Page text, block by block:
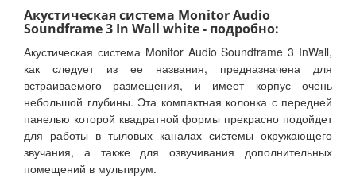
Акустическая система Monitor Audio
Soundframe 3 In Wall white - подробно:
Акустическая система Monitor Audio Soundframe 3 InWall,
как следует из ее названия, предназначена для
встраиваемого размещения, и имеет корпус очень
небольшой глубины. Эта компактная колонка с передней
панелью которой квадратной формы прекрасно подойдет
для работы в тыловых каналах системы окружающего
звучания, а также для озвучивания дополнительных
помещений в мультирум.